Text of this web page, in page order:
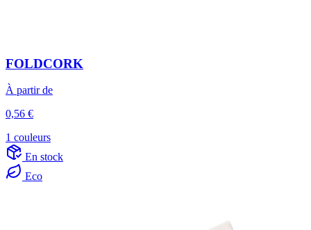
FOLDCORK
À partir de
0,56 €
1 couleurs
En stock
Eco